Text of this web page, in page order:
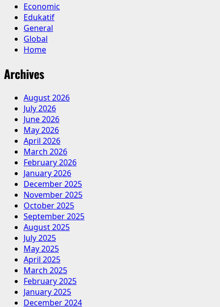
Economic
Edukatif
General
Global
Home
Archives
August 2026
July 2026
June 2026
May 2026
April 2026
March 2026
February 2026
January 2026
December 2025
November 2025
October 2025
September 2025
August 2025
July 2025
May 2025
April 2025
March 2025
February 2025
January 2025
December 2024